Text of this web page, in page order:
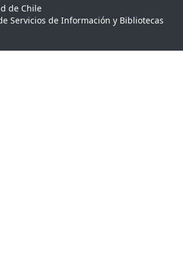
de Chile
Servicios de Información y Bibliotecas